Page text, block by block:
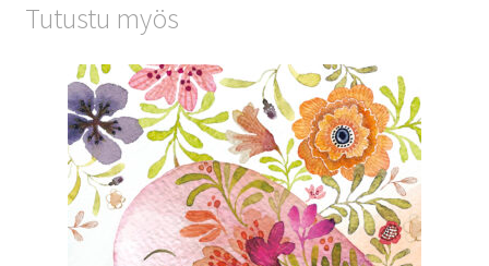
Tutustu myös